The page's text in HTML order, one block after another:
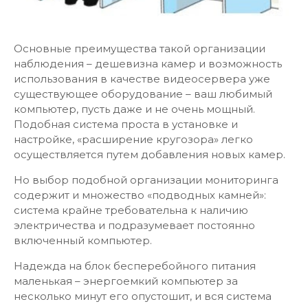
Основные преимущества такой организации
наблюдения – дешевизна камер и возможность
использования в качестве видеосервера уже
существующее оборудование – ваш любимый
компьютер, пусть даже и не очень мощный.
Подобная система проста в установке и
настройке, «расширение кругозора» легко
осуществляется путем добавления новых камер.
Но выбор подобной организации мониторинга
содержит и множество «подводных камней»:
система крайне требовательна к наличию
электричества и подразумевает постоянно
включенный компьютер.
Надежда на блок бесперебойного питания
маленькая – энергоемкий компьютер за
несколько минут его опустошит, и вся система